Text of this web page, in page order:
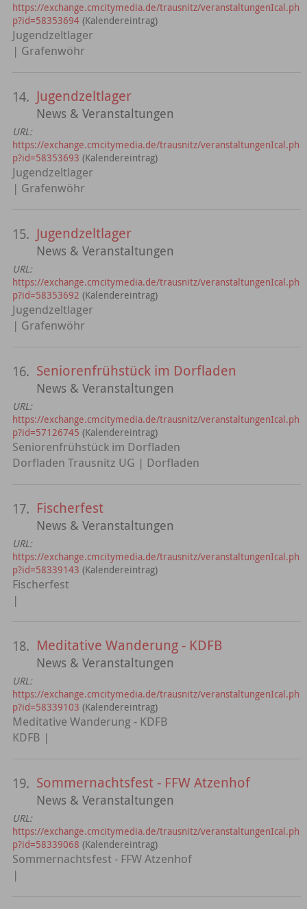
https://exchange.cmcitymedia.de/trausnitz/veranstaltungenIcal.ph
p?id=58353694(Kalendereintrag)
Jugendzeltlager
| Grafenwöhr
14. Jugendzeltlager
News & Veranstaltungen
URL:
https://exchange.cmcitymedia.de/trausnitz/veranstaltungenIcal.ph
p?id=58353693 (Kalendereintrag)
Jugendzeltlager
| Grafenwöhr
15. Jugendzeltlager
News & Veranstaltungen
URL:
https://exchange.cmcitymedia.de/trausnitz/veranstaltungenIcal.ph
p?id=58353692 (Kalendereintrag)
Jugendzeltlager
| Grafenwöhr
16. Seniorenfrühstück im Dorfladen
News & Veranstaltungen
URL:
https://exchange.cmcitymedia.de/trausnitz/veranstaltungenIcal.ph
p?id=57126745 (Kalendereintrag)
Seniorenfrühstück im Dorfladen
Dorfladen Trausnitz UG | Dorfladen
17. Fischerfest
News & Veranstaltungen
URL:
https://exchange.cmcitymedia.de/trausnitz/veranstaltungenIcal.ph
p?id=58339143 (Kalendereintrag)
Fischerfest
|
18. Meditative Wanderung - KDFB
News & Veranstaltungen
URL:
https://exchange.cmcitymedia.de/trausnitz/veranstaltungenIcal.ph
p?id=58339103 (Kalendereintrag)
Meditative Wanderung - KDFB
KDFB |
19. Sommernachtsfest - FFW Atzenhof
News & Veranstaltungen
URL:
https://exchange.cmcitymedia.de/trausnitz/veranstaltungenIcal.ph
p?id=58339068 (Kalendereintrag)
Sommernachtsfest - FFW Atzenhof
|